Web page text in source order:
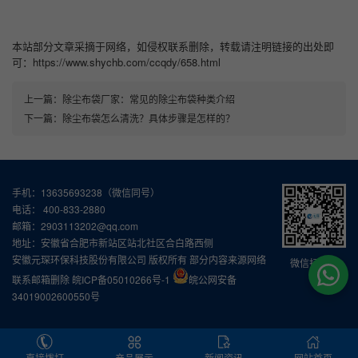
本站部分文章采摘于网络，如侵权联系删除，转载请注明链接的出处即
可：https://www.shychb.com/ccqdy/658.html
上一篇： 除尘布袋厂家：常见的除尘布袋种类介绍
下一篇： 除尘布袋怎么清洗？具体步骤是怎样的？
微信扫一扫
手机：13635693238（微信同号）
电话： 400-833-2880
邮箱：2903113202@qq.com
地址：安徽省合肥市新站区站北社区合白路西侧
安徽元琛环保科技股份有限公司 版权所有 部分内容来源网络
联系邮箱删除 皖ICP备05010266号-1
皖公网安备
34019002600550号